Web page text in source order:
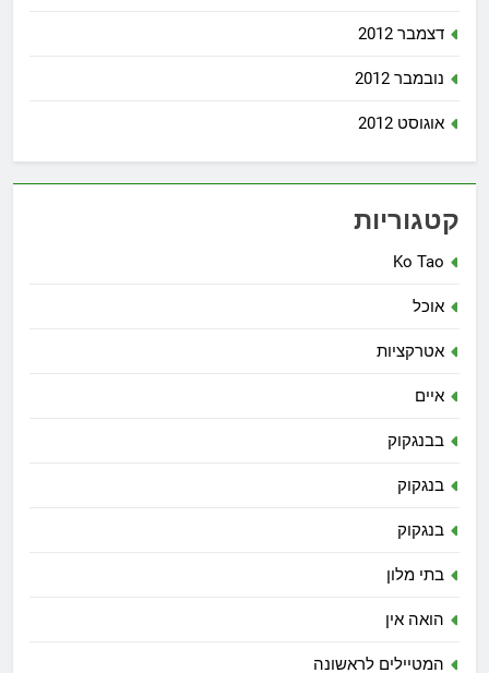
דצמבר 2012
נובמבר 2012
אוגוסט 2012
קטגוריות
Ko Tao
אוכל
אטרקציות
איים
בבנגקוק
בנגקוק
בנגקוק
בתי מלון
הואה אין
המטיילים לראשונה